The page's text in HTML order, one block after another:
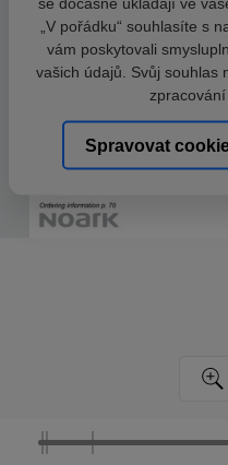
„V pořádku“ souhlasíte s
vám poskytovali
vašich údajů. Svůj souhlas
Spravovat